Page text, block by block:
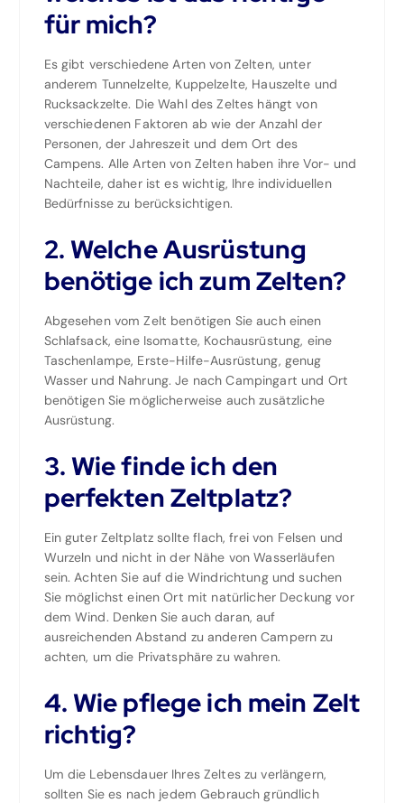
für mich?
Es gibt verschiedene Arten von Zelten, unter
anderem Tunnelzelte, Kuppelzelte, Hauszelte und
Rucksackzelte. Die Wahl des Zeltes hängt von
verschiedenen Faktoren ab wie der Anzahl der
Personen, der Jahreszeit und dem Ort des
Campens. Alle Arten von Zelten haben ihre Vor- und
Nachteile, daher ist es wichtig, Ihre individuellen
Bedürfnisse zu berücksichtigen.
2. Welche Ausrüstung
benötige ich zum Zelten?
Abgesehen vom Zelt benötigen Sie auch einen
Schlafsack, eine Isomatte, Kochausrüstung, eine
Taschenlampe, Erste-Hilfe-Ausrüstung, genug
Wasser und Nahrung. Je nach Campingart und Ort
benötigen Sie möglicherweise auch zusätzliche
Ausrüstung.
3. Wie finde ich den
perfekten Zeltplatz?
Ein guter Zeltplatz sollte flach, frei von Felsen und
Wurzeln und nicht in der Nähe von Wasserläufen
sein. Achten Sie auf die Windrichtung und suchen
Sie möglichst einen Ort mit natürlicher Deckung vor
dem Wind. Denken Sie auch daran, auf
ausreichenden Abstand zu anderen Campern zu
achten, um die Privatsphäre zu wahren.
4. Wie pflege ich mein Zelt
richtig?
Um die Lebensdauer Ihres Zeltes zu verlängern,
sollten Sie es nach jedem Gebrauch gründlich